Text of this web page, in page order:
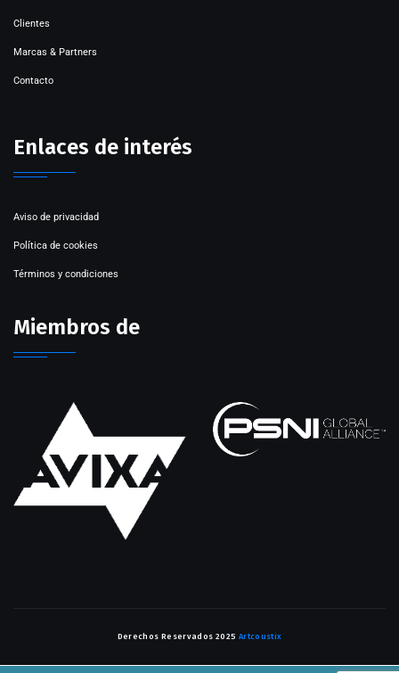
Clientes
Marcas & Partners
Contacto
Enlaces de interés
Aviso de privacidad
Política de cookies
Términos y condiciones
Miembros de
Derechos Reservados 2025 Artcoustix